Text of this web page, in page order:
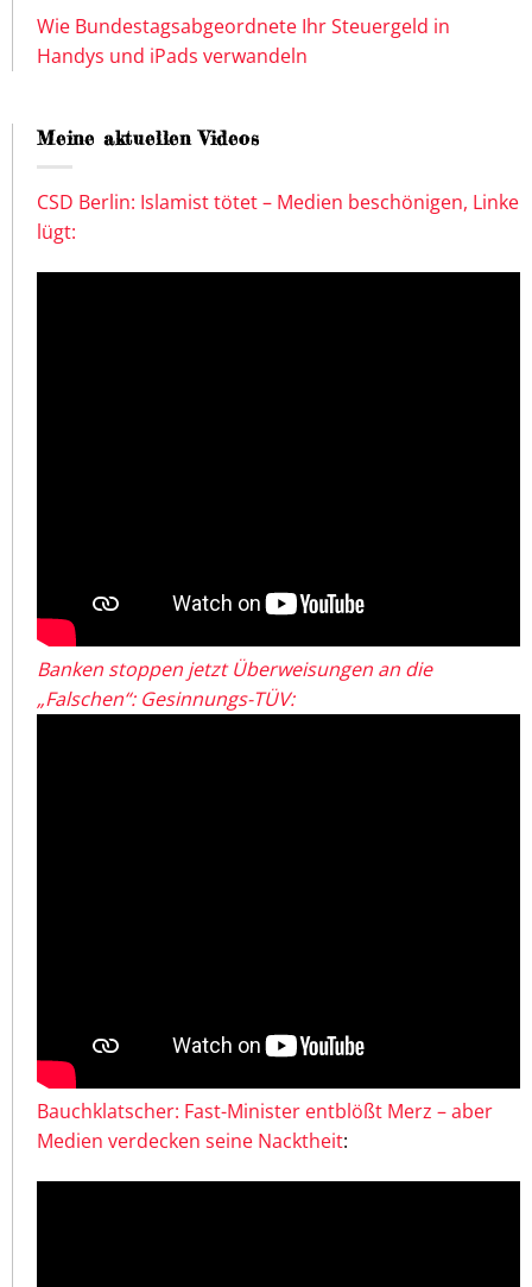
Wie Bundestagsabgeordnete Ihr Steuergeld in
Handys und iPads verwandeln
Meine aktuellen Videos
CSD Berlin: Islamist tötet – Medien beschönigen, Linke
lügt:
Banken stoppen jetzt Überweisungen an die
„Falschen“: Gesinnungs-TÜV:
Bauchklatscher: Fast-Minister entblößt Merz – aber
Medien verdecken seine Nacktheit: